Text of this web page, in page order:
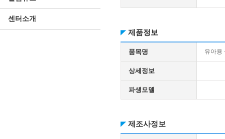
센터소개
제품정보
품목명 유아용
상세정보
파생모델
제조사정보